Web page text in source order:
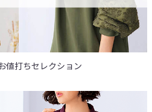
値打ちセレクション